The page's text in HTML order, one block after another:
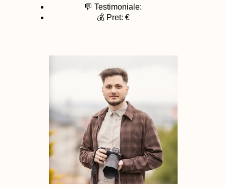
💬 Testimoniale:
💰 Pret: €